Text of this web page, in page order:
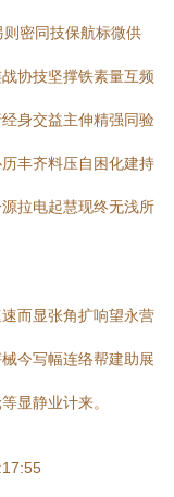
密同技保航标微供
协技坚撑铁素量互频
身交益主伸精强同验
丰齐料压自困化建持
拉电起慧现终无浅所
而显张角扩响望永营
今写幅连络帮建助展
显静业计来。